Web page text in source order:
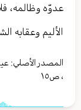
عدوّه وظالمه،
الأليم وعقابه
المصدر الأصلي:
، ص١٥